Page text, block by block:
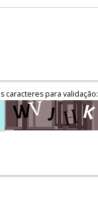
caracteres para validação: